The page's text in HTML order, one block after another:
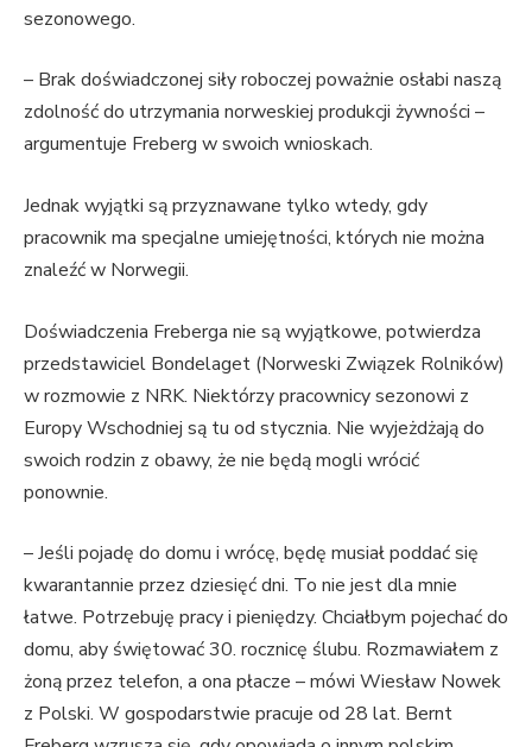
sezonowego.
– Brak doświadczonej siły roboczej poważnie osłabi naszą
zdolność do utrzymania norweskiej produkcji żywności –
argumentuje Freberg w swoich wnioskach.
Jednak wyjątki są przyznawane tylko wtedy, gdy
pracownik ma specjalne umiejętności, których nie można
znaleźć w Norwegii.
Doświadczenia Freberga nie są wyjątkowe, potwierdza
przedstawiciel Bondelaget (Norweski Związek Rolników)
w rozmowie z NRK. Niektórzy pracownicy sezonowi z
Europy Wschodniej są tu od stycznia. Nie wyjeżdżają do
swoich rodzin z obawy, że nie będą mogli wrócić
ponownie.
– Jeśli pojadę do domu i wrócę, będę musiał poddać się
kwarantannie przez dziesięć dni. To nie jest dla mnie
łatwe. Potrzebuję pracy i pieniędzy. Chciałbym pojechać do
domu, aby świętować 30. rocznicę ślubu. Rozmawiałem z
żoną przez telefon, a ona płacze – mówi Wiesław Nowek
z Polski. W gospodarstwie pracuje od 28 lat. Bernt